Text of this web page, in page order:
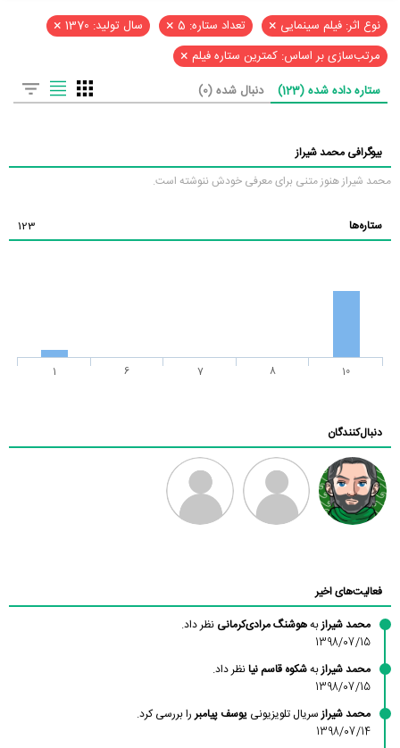
نوع اثر: فیلم سینمایی × تعداد ستاره: 5 × سال تولید: 1370 ×
مرتب‌سازی بر اساس: کمترین ستاره فیلم ×
ستاره داده شده (123) دنبال شده (0)
بیوگرافی محمد شیراز
محمد شیراز هنوز متنی برای معرفی خودش ننوشته است.
ستاره‌ها 123
1 6 7 8 10
دنبال‌کنندگان
فعالیت‌های اخیر
محمد شیرازبههوشنگ مرادی‌کرمانی نظر داد.
1398/07/15
محمد شیرازبهشکوه قاسم نیانظر داد.
1398/07/15
محمد شیراز سریال تلویزیونی یوسف پیامبر را بررسی کرد.
1398/07/14